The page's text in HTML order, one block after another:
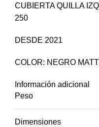
CUBIERTA QUILLA
250
DESDE 2021
COLOR: NEGRO
Información adicional
Peso
Dimensiones